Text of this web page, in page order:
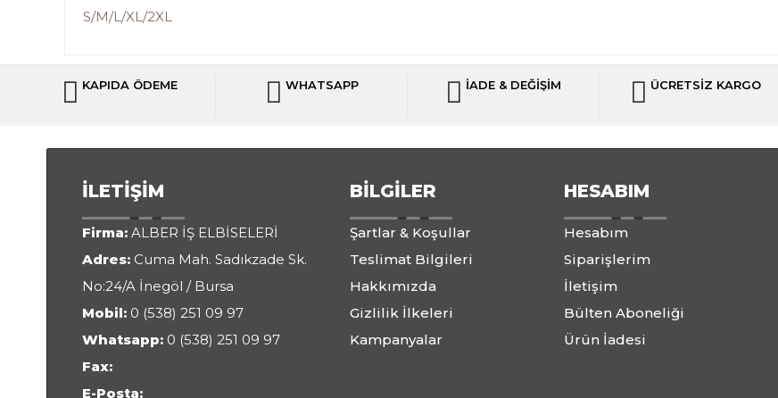
S/M/L/XL/2XL
KAPIDA ÖDEME WHATSAPP İADE & DEĞİŞİM ÜCRETSİZ KARGO
İLETIŞIM
Firma: ALBER İŞ ELBİSELERİ
Adres: Cuma Mah. Sadıkzade Sk.
No:24/A İnegöl / Bursa
Mobil: 0 (538) 251 09 97
Whatsapp: 0 (538) 251 09 97
Fax:
E-Posta:
BILGILER
Şartlar & Koşullar
Teslimat Bilgileri
Hakkımızda
Gizlilik İlkeleri
Kampanyalar
HESABIM
Hesabım
Siparişlerim
İletişim
Bülten Aboneliği
Ürün İadesi